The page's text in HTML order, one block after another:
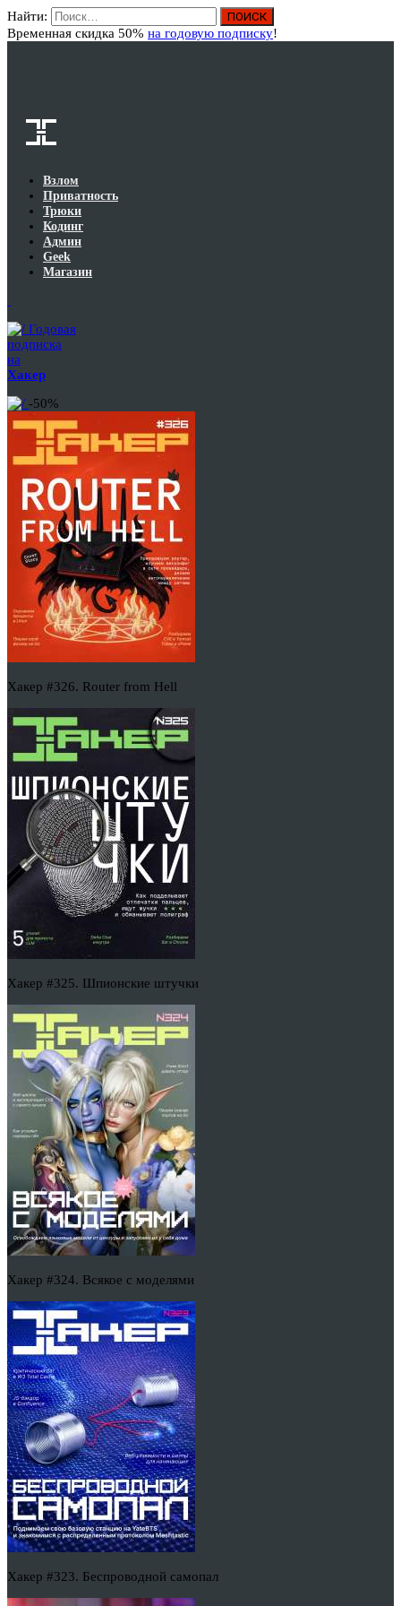
Найти:
Временная скидка 50% на годовую подписку!
Взлом
Приватность
Трюки
Кодинг
Админ
Geek
Магазин
Годовая
подписка
на
Хакер
-50%
Хакер #326. Router from Hell
Хакер #325. Шпионские штучки
Хакер #324. Всякое с моделями
Хакер #323. Беспроводной самопал